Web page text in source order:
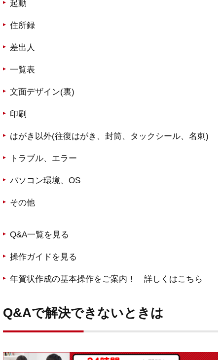
起動
住所録
差出人
一覧表
文面デザイン(裏)
印刷
はがき以外(往復はがき、封筒、タックシール、名刺)
トラブル、エラー
パソコン環境、OS
その他
Q&A一覧を見る
操作ガイドを見る
年賀状作成の基本操作をご案内！ 詳しくはこちら
Q&Aで解決できないときは